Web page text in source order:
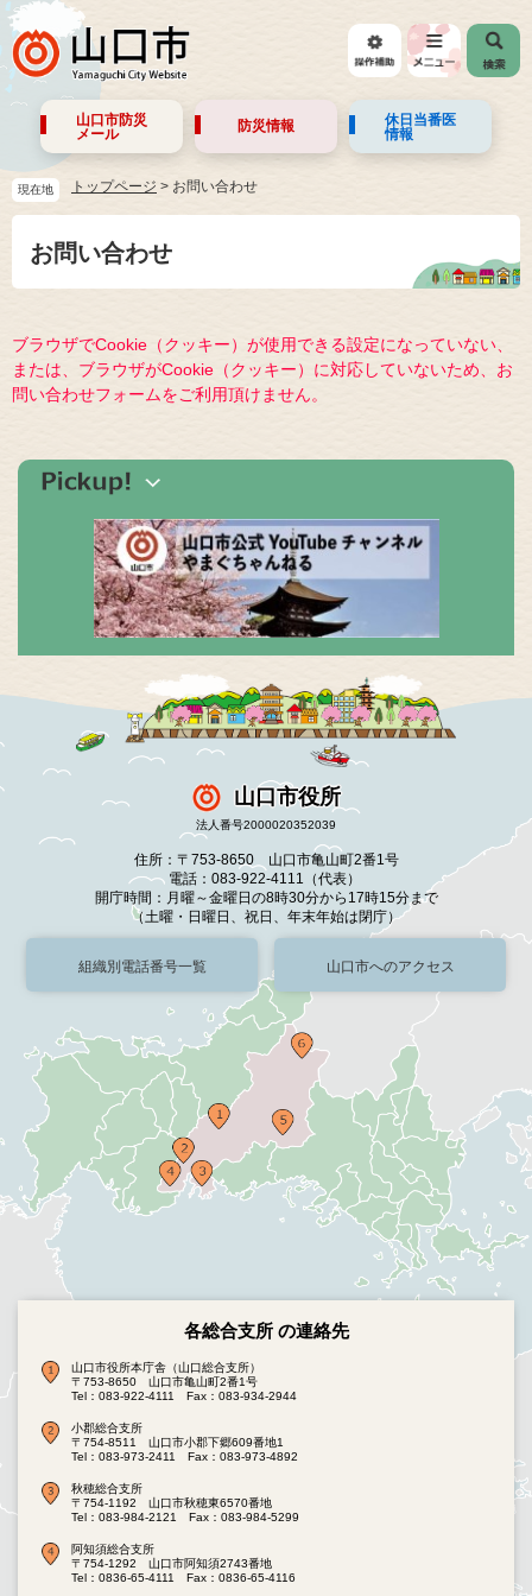
山口市防災
メール
防災情報
休日当番医
情報
現在地 トップページ > お問い合わせ
お問い合わせ
ブラウザでCookie（クッキー）が使用できる設定になっていない、
または、ブラウザがCookie（クッキー）に対応していないため、お
問い合わせフォームをご利用頂けません。
山口市役所
法人番号2000020352039
住所：〒753-8650 山口市亀山町2番1号
電話：083-922-4111（代表）
開庁時間：月曜～金曜日の8時30分から17時15分まで
（土曜・日曜日、祝日、年末年始は閉庁）
組織別電話番号一覧 山口市へのアクセス
各総合支所 の連絡先
山口市役所本庁舎（山口総合支所）
〒753-8650 山口市亀山町2番1号
Tel：083-922-4111
Fax：083-934-2944
小郡総合支所
〒754-8511 山口市小郡下郷609番地1
Tel：083-973-2411
Fax：083-973-4892
秋穂総合支所
〒754-1192 山口市秋穂東6570番地
Tel：083-984-2121
Fax：083-984-5299
阿知須総合支所
〒754-1292 山口市阿知須2743番地
Tel：0836-65-4111
Fax：0836-65-4116